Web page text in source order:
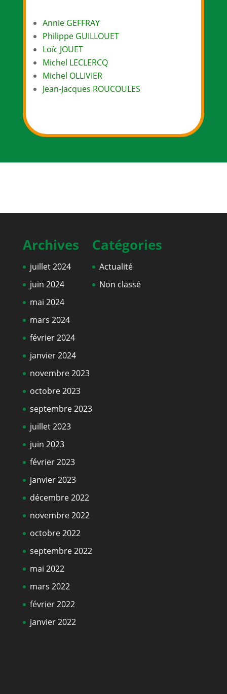
Annie GEFFRAY
Philippe GUILLOUET
Loïc JOUET
Michel LECLERCQ
Michel OLLIVIER
Jean-Jacques ROUCOULES
Archives
juillet 2024
juin 2024
mai 2024
mars 2024
février 2024
janvier 2024
novembre 2023
octobre 2023
septembre 2023
juillet 2023
juin 2023
février 2023
janvier 2023
décembre 2022
novembre 2022
octobre 2022
septembre 2022
mai 2022
mars 2022
février 2022
janvier 2022
Catégories
Actualité
Non classé